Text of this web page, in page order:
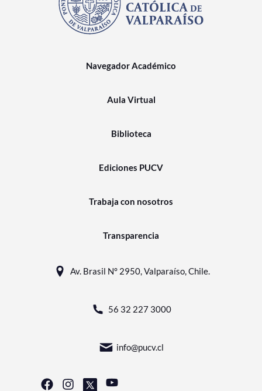
Navegador Académico
Aula Virtual
Biblioteca
Ediciones PUCV
Trabaja con nosotros
Transparencia
Av. Brasil N° 2950, Valparaíso, Chile.
56 32 227 3000
info@pucv.cl